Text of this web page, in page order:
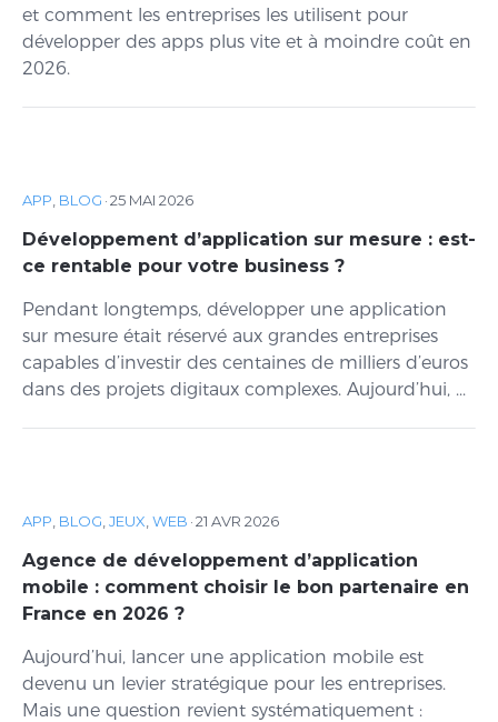
et comment les entreprises les utilisent pour
développer des apps plus vite et à moindre coût en
2026.
APP BLOG ·25 MAI 2026
Développement d’application sur mesure : est-
ce rentable pour votre business ?
Pendant longtemps, développer une application
sur mesure était réservé aux grandes entreprises
capables d’investir des centaines de milliers d’euros
dans des projets digitaux complexes. Aujourd’hui, ...
APP BLOG JEUX WEB ·21 AVR 2026
Agence de développement d’application
mobile : comment choisir le bon partenaire en
France en 2026 ?
Aujourd’hui, lancer une application mobile est
devenu un levier stratégique pour les entreprises.
Mais une question revient systématiquement :